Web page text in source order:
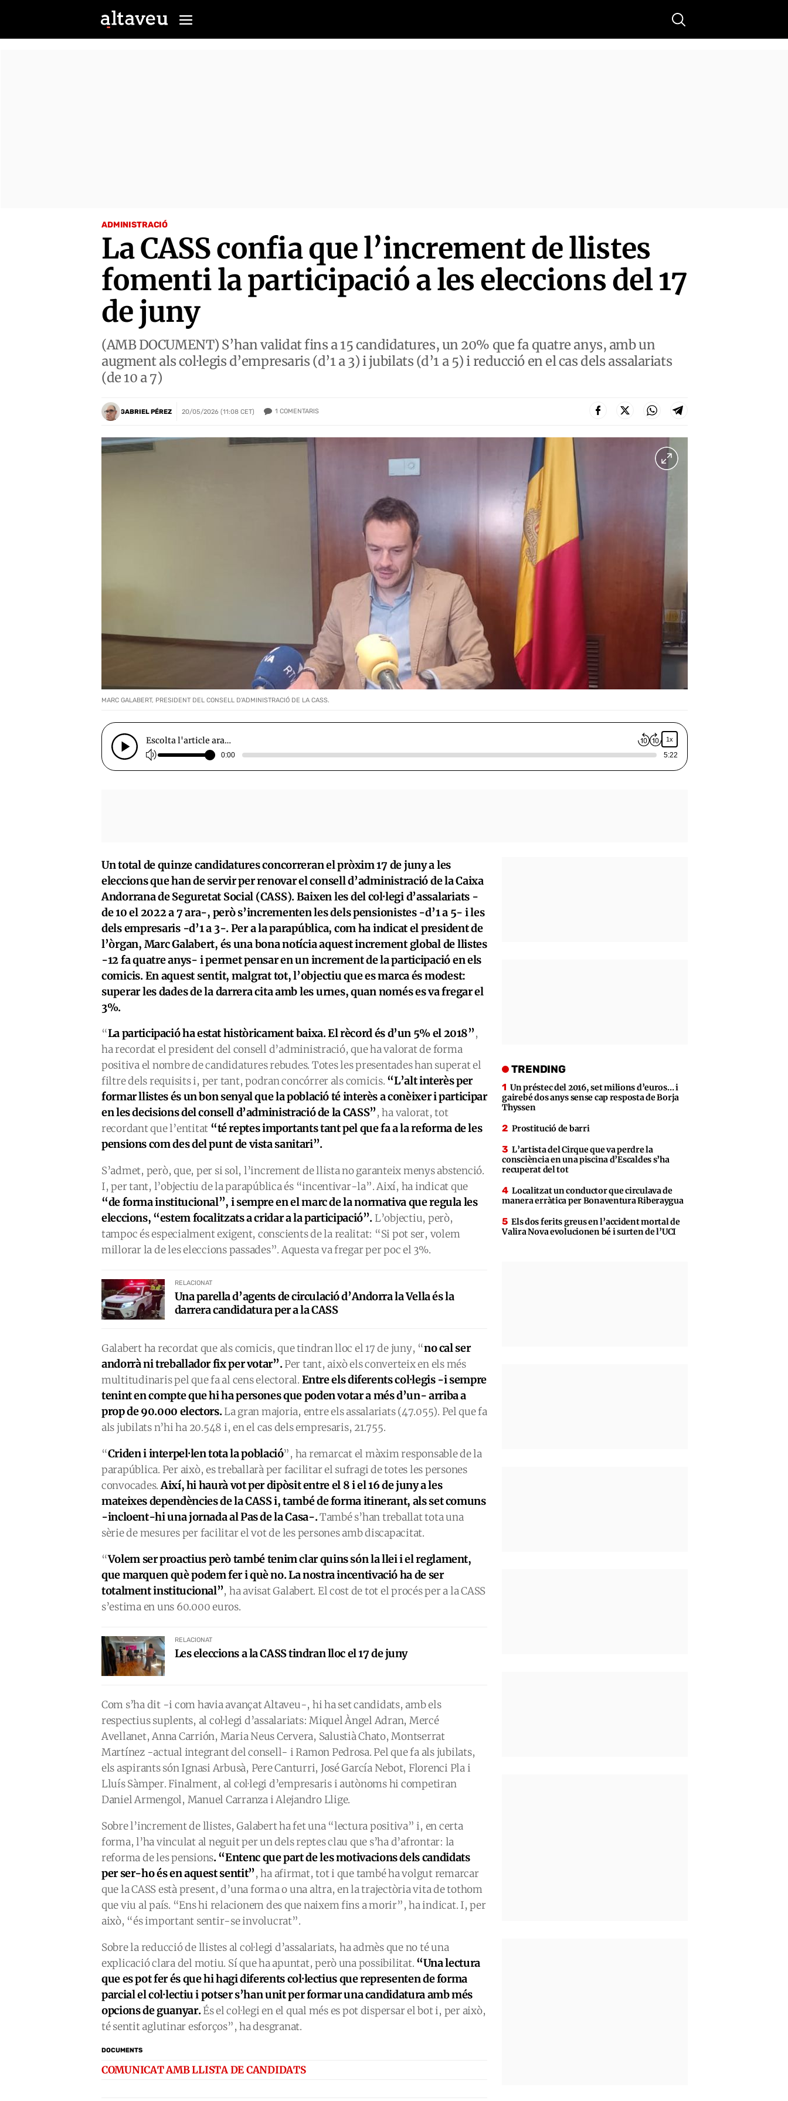
Buscar
ADMINISTRACIÓ
La CASS confia que l’increment de llistes
fomenti la participació a les eleccions del 17
de juny
(AMB DOCUMENT) S’han validat fins a 15 candidatures, un 20% que fa quatre anys, amb un
augment als col·legis d’empresaris (d’1 a 3) i jubilats (d’1 a 5) i reducció en el cas dels assalariats
(de 10 a 7)
GABRIEL PÉREZ 20/05/2026 (11:08 CET) 1 COMENTARIS
MARC GALABERT, PRESIDENT DEL CONSELL D'ADMINISTRACIÓ DE LA CASS.
Escolta l'article ara… 1x
0:00 5:22
Un total de quinze candidatures concorreran el pròxim 17 de juny a les
eleccions que han de servir per renovar el consell d’administració de la Caixa
Andorrana de Seguretat Social (CASS). Baixen les del col·legi d’assalariats -
de 10 el 2022 a 7 ara-, però s’incrementen les dels pensionistes -d’1 a 5- i les
dels empresaris -d’1 a 3-. Per a la parapública, com ha indicat el president de
l’òrgan, Marc Galabert, és una bona notícia aquest increment global de llistes
-12 fa quatre anys- i permet pensar en un increment de la participació en els
comicis. En aquest sentit, malgrat tot, l’objectiu que es marca és modest:
superar les dades de la darrera cita amb les urnes, quan només es va fregar el
3%.
“La participació ha estat històricament baixa. El rècord és d’un 5% el 2018”,
ha recordat el president del consell d’administració, que ha valorat de forma
positiva el nombre de candidatures rebudes. Totes les presentades han superat el
filtre dels requisits i, per tant, podran concórrer als comicis. “L’alt interès per
formar llistes és un bon senyal que la població té interès a conèixer i participar
en les decisions del consell d’administració de la CASS”, ha valorat, tot
recordant que l’entitat “té reptes importants tant pel que fa a la reforma de les
pensions com des del punt de vista sanitari”.
S’admet, però, que, per si sol, l’increment de llista no garanteix menys abstenció.
I, per tant, l’objectiu de la parapública és “incentivar-la”. Així, ha indicat que
“de forma institucional”, i sempre en el marc de la normativa que regula les
eleccions, “estem focalitzats a cridar a la participació”. L’objectiu, però,
tampoc és especialment exigent, conscients de la realitat: “Si pot ser, volem
millorar la de les eleccions passades”. Aquesta va fregar per poc el 3%.
RELACIONAT
Una parella d’agents de circulació d’Andorra la Vella és la
darrera candidatura per a la CASS
Galabert ha recordat que als comicis, que tindran lloc el 17 de juny, “no cal ser
andorrà ni treballador fix per votar”.Per tant, això els converteix en els més
multitudinaris pel que fa al cens electoral. Entre els diferents col·legis -i sempre
tenint en compte que hi ha persones que poden votar a més d’un- arriba a
prop de 90.000 electors.La gran majoria, entre els assalariats (47.055). Pel que fa
als jubilats n’hi ha 20.548 i, en el cas dels empresaris, 21.755.
“Criden i interpel·len tota la població”, ha remarcat el màxim responsable de la
parapública. Per això, es treballarà per facilitar el sufragi de totes les persones
convocades.Així, hi haurà vot per dipòsit entre el 8 i el 16 de juny a les
mateixes dependències de la CASS i, també de forma itinerant, als set comuns
-incloent-hi una jornada al Pas de la Casa-.També s’han treballat tota una
sèrie de mesures per facilitar el vot de les persones amb discapacitat.
“Volem ser proactius però també tenim clarquins sónla llei i el reglament,
que marquen què podem fer i què no. La nostra incentivació ha de ser
totalment institucional”, ha avisat Galabert. El cost de tot el procés per a la CASS
s’estima en uns 60.000 euros.
RELACIONAT
Les eleccions a la CASS tindran lloc el 17 de juny
Com s’ha dit -i com havia avançat Altaveu-, hi ha set candidats, amb els
respectius suplents, al col·legi d’assalariats: Miquel Àngel Adran, Mercé
Avellanet, Anna Carrión, Maria Neus Cervera, Salustià Chato, Montserrat
Martínez -actual integrant del consell- i Ramon Pedrosa. Pel que fa als jubilats,
els aspirants són Ignasi Arbusà, Pere Canturri, José García Nebot, Florenci Pla i
Lluís Sàmper. Finalment, al col·legi d’empresaris i autònoms hi competiran
Daniel Armengol, Manuel Carranza i Alejandro Llige.
Sobre l’increment de llistes, Galabert ha fet una “lectura positiva” i, en certa
forma, l’ha vinculat al neguit per un dels reptes clau que s’ha d’afrontar: la
reforma de les pensions. “Entenc que part de les motivacions dels candidats
per ser-ho és en aquest sentit”, ha afirmat, tot i que també ha volgut remarcar
que la CASS està present, d’una forma o una altra, en la trajectòria vita de tothom
que viu al país. “Ens hi relacionem des que naixem fins a morir”, ha indicat. I, per
això, “és important sentir-se involucrat”.
Sobre la reducció de llistes al col·legi d’assalariats, ha admès que no té una
explicació clara del motiu. Sí que ha apuntat, però una possibilitat. “Una lectura
que es pot fer és que hi hagi diferents col·lectius querepresentende forma
parcial elcol·lectiu i potser s’han unit per formar una candidatura amb més
opcions de guanyar.És el col·legi en el qual més es pot dispersar el bot i, per això,
té sentit aglutinar esforços”, ha desgranat.
DOCUMENTS
COMUNICAT AMB LLISTA DE CANDIDATS
TRENDING
Un préstec del 2016, set milions d’euros… i
gairebé dos anys sense cap resposta de Borja
Thyssen
Prostitució de barri
L’artista del Cirque que va perdre la
consciència en una piscina d’Escaldes s’ha
recuperat del tot
Localitzat un conductor que circulava de
manera erràtica per Bonaventura Riberaygua
Els dos ferits greus en l’accident mortal de
Valira Nova evolucionen bé i surten de l’UCI